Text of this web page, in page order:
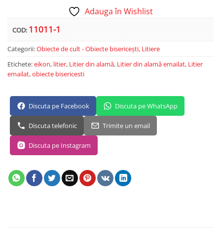
Adauga în Wishlist
COD: 11011-1
Categorii:Obiecte de cult - Obiecte bisericești, Litiere
Etichete:eikon, litier, Litier din alamă, Litier din alamă emailat, Litier
emailat,obiecte bisericesti
Discuta pe Facebook Discuta pe WhatsApp
Discuta telefonic Trimite un email
Discuta pe Instagram